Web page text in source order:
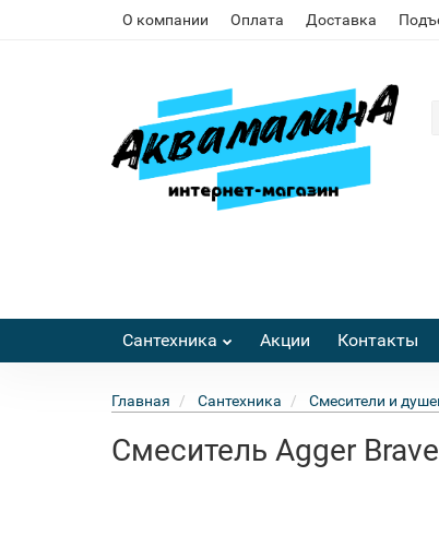
О компании Оплата Доставка
Сантехника Акции Контакты
Главная Сантехника Смесители и
Смеситель Agger